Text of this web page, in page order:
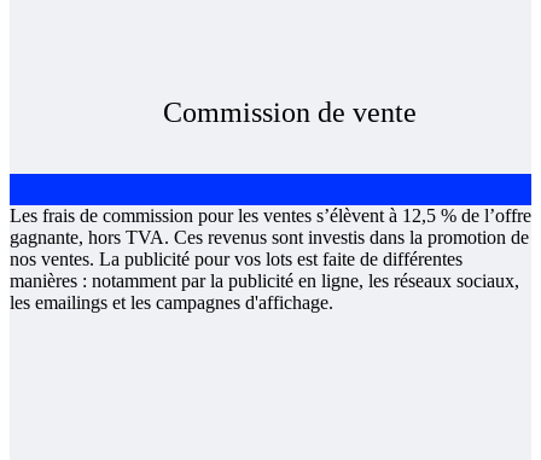
Commission de vente
Les frais de commission pour les ventes s’élèvent à 12,5 % de l’offre
gagnante, hors TVA. Ces revenus sont investis dans la promotion de
nos ventes. La publicité pour vos lots est faite de différentes
manières : notamment par la publicité en ligne, les réseaux sociaux,
les emailings et les campagnes d'affichage.